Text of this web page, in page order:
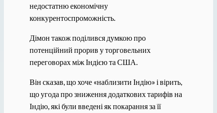
недостатню економічну
конкурентоспроможність.
Дімон також поділився думкою про
потенційний прорив у торговельних
переговорах між Індією та США.
Він сказав, що хоче «наблизити Індію» і вірить,
що угода про зниження додаткових тарифів на
Індію, які були введені як покарання за її